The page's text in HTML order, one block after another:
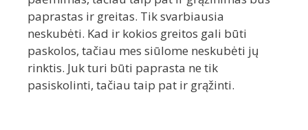
paprastas ir greitas. Tik svarbiausia
neskubėti. Kad ir kokios greitos gali būti
paskolos, tačiau mes siūlome neskubėti jų
rinktis. Juk turi būti paprasta ne tik
pasiskolinti, tačiau taip pat ir grąžinti.